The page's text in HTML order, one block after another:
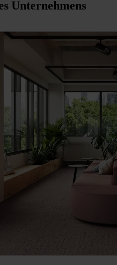
Unternehmens